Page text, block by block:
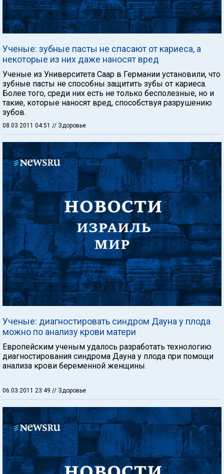
Ученые: зубные пасты не спасают от кариеса, а
некоторые из них даже наносят вред
Ученые из Университета Саар в Германии установили, что
зубные пасты не способны защитить зубы от кариеса.
Более того, среди них есть не только бесполезные, но и
такие, которые наносят вред, способствуя разрушению
зубов.
08.03.2011 04:51 // Здоровье
Ученые: диагностировать синдром Дауна у плода
можно по анализу крови матери
Европейским ученым удалось разработать технологию
диагностирования синдрома Дауна у плода при помощи
анализа крови беременной женщины.
06.03.2011 23:49 // Здоровье